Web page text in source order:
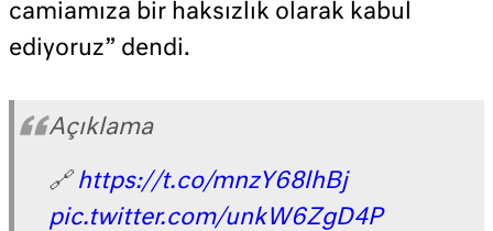
camiamıza bir haksızlık olarak kabul
ediyoruz” dendi.
Açıklama
🔗 https://t.co/mnzY68lhBj
pic.twitter.com/unkW6ZgD4P